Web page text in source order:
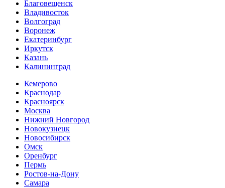
Благовещенск
Владивосток
Волгоград
Воронеж
Екатеринбург
Иркутск
Казань
Калининград
Кемерово
Краснодар
Красноярск
Москва
Нижний Новгород
Новокузнецк
Новосибирск
Омск
Оренбург
Пермь
Ростов-на-Дону
Самара